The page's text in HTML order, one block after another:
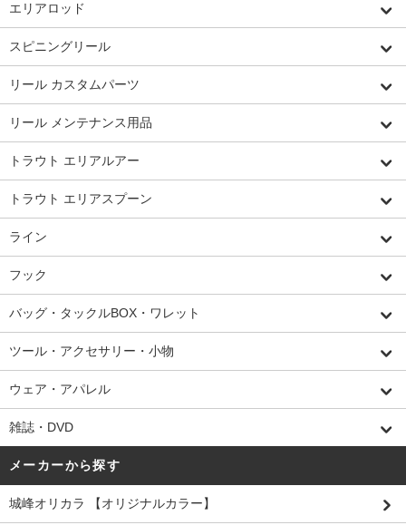
エリアロッド
スピニングリール
リール カスタムパーツ
リール メンテナンス用品
トラウト エリアルアー
トラウト エリアスプーン
ライン
フック
バッグ・タックルBOX・ワレット
ツール・アクセサリー・小物
ウェア・アパレル
雑誌・DVD
メーカーから探す
城峰オリカラ 【オリジナルカラー】